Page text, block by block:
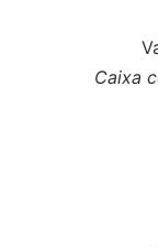
Caixa